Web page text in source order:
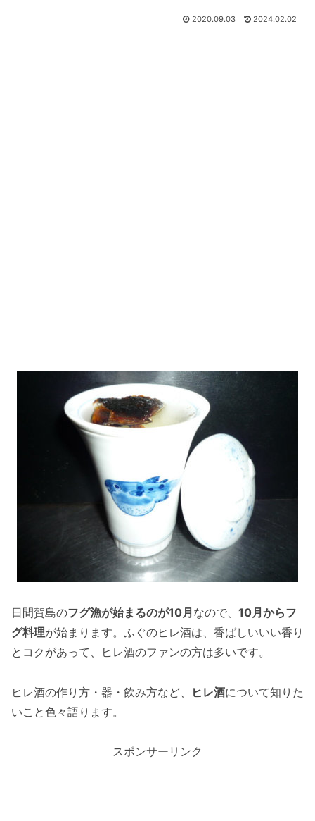
2020.09.03 2024.02.02
日間賀島のフグ漁が始まるのが10月 なので、 10月からフ
グ料理が始まります。ふぐのヒレ酒は、香ばしいいい香り
とコクがあって、ヒレ酒のファンの方は多いです。
ヒレ酒の作り方・器・飲み方など、 ヒレ酒について知りた
いこと色々語ります。
スポンサーリンク